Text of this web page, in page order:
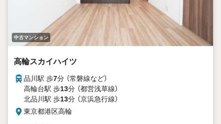
中古マンション
高輪スカイハイツ
品川駅 歩7分 （常磐線など）
高輪台駅 歩13分 （都営浅草線）
北品川駅 歩13分 （京浜急行線）
東京都港区高輪